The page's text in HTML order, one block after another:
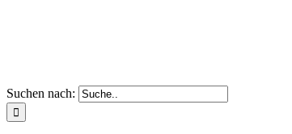
Suchen nach: